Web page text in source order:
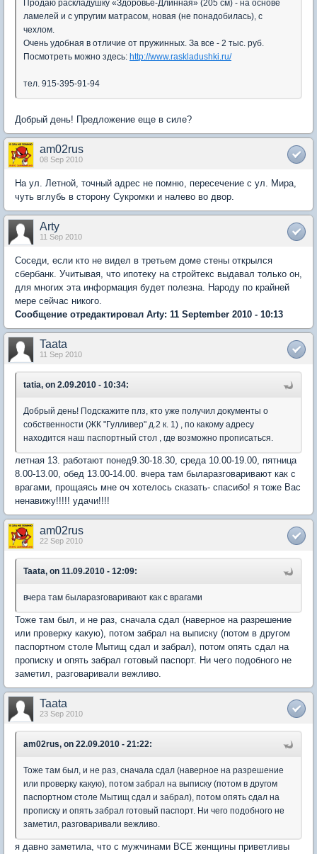
Продаю раскладушку «Здоровье-Длинная» (205 см) - на основе
ламелей и с упругим матрасом, новая (не понадобилась), с
чехлом.
Очень удобная в отличие от пружинных. За все - 2 тыс. руб.
Посмотреть можно здесь: http://www.raskladushki.ru/
тел. 915-395-91-94
Добрый день! Предложение еще в силе?
am02rus
08 Sep 2010
На ул. Летной, точный адрес не помню, пересечение с ул. Мира,
чуть вглубь в сторону Сукромки и налево во двор.
Arty
11 Sep 2010
Соседи, если кто не видел в третьем доме стены открылся
сбербанк. Учитывая, что ипотеку на стройтекс выдавал только он,
для многих эта информация будет полезна. Народу по крайней
мере сейчас никого.
Сообщение отредактировал Arty: 11 September 2010 - 10:13
Taata
11 Sep 2010
tatia, on 2.09.2010 - 10:34:
Добрый день! Подскажите плз, кто уже получил документы о
собственности (ЖК "Гулливер" д.2 к. 1) , по какому адресу
находится наш паспортный стол , где возможно прописаться.
летная 13. работают понед9.30-18.30, среда 10.00-19.00, пятница
8.00-13.00, обед 13.00-14.00. вчера там быларазговаривают как с
врагами, прощаясь мне оч хотелось сказать- спасибо! я тоже Вас
ненавижу!!!!! удачи!!!!
am02rus
22 Sep 2010
Taata, on 11.09.2010 - 12:09:
вчера там быларазговаривают как с врагами
Тоже там был, и не раз, сначала сдал (наверное на разрешение
или проверку какую), потом забрал на выписку (потом в другом
паспортном столе Мытищ сдал и забрал), потом опять сдал на
прописку и опять забрал готовый паспорт. Ни чего подобного не
заметил, разговаривали вежливо.
Taata
23 Sep 2010
am02rus, on 22.09.2010 - 21:22:
Тоже там был, и не раз, сначала сдал (наверное на разрешение
или проверку какую), потом забрал на выписку (потом в другом
паспортном столе Мытищ сдал и забрал), потом опять сдал на
прописку и опять забрал готовый паспорт. Ни чего подобного не
заметил, разговаривали вежливо.
я давно заметила, что с мужчинами ВСЕ женщины приветливы